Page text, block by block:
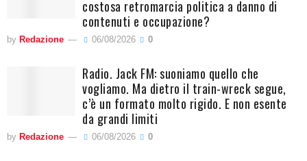
costosa retromarcia politica a danno di
contenuti e occupazione?
by Redazione 06/08/2026 0
Radio. Jack FM: suoniamo quello che
vogliamo. Ma dietro il train-wreck segue,
c’è un formato molto rigido. E non esente
da grandi limiti
by Redazione 06/08/2026 0